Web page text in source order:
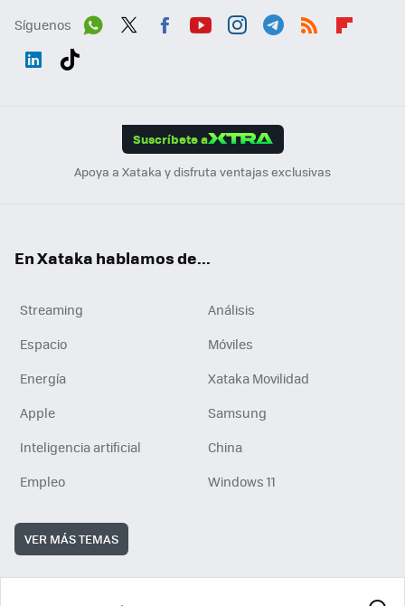
Síguenos
Suscríbete a
Apoya a Xataka y disfruta ventajas exclusivas
En Xataka hablamos de...
Streaming
Análisis
Espacio
Móviles
Energía
Xataka Movilidad
Apple
Samsung
Inteligencia artificial
China
Empleo
Windows 11
VER MÁS TEMAS